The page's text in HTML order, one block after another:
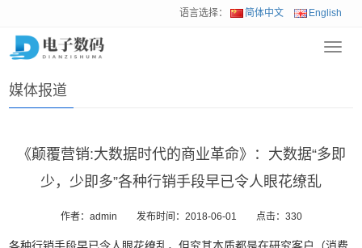
语言选择： 简体中文 English
首页>新闻动态
媒体报道
《颠覆营销:大数据时代的商业革命》：大数据“多即
少，少即多”各种行销手段早已令人眼花缭乱
作者：admin 发布时间：2018-06-01 点击： 330